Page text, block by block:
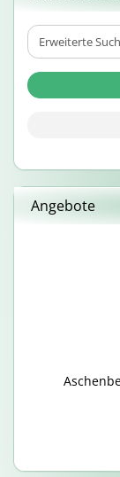
Erweiterte
Suche
Angebote